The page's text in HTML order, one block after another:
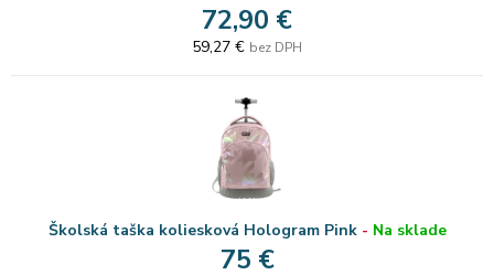
72,90 €
59,27 € bez DPH
Školská taška koliesková Hologram Pink- Na sklade
75 €